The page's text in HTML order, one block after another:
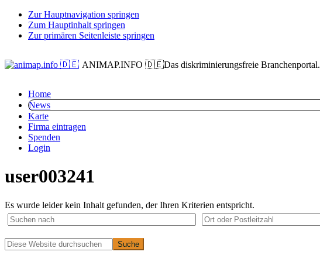
Zur Hauptnavigation springen
Zum Hauptinhalt springen
Zur primären Seitenleiste springen
ANIMAP.INFO 🇩🇪Das diskriminierungsfreie Branchenportal.
Home
News
Karte
Firma eintragen
Spenden
Login
user003241
Es wurde leider kein Inhalt gefunden, der Ihren Kriterien entspricht.
Primäre
Diese
Website